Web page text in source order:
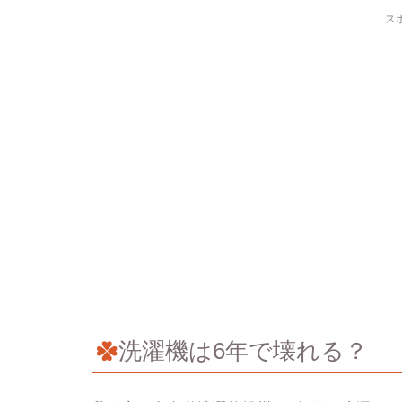
ス
洗濯機は6年で壊れる？